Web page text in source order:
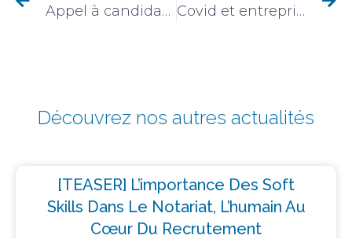
Appel à candidatures pour les prix Frochot et Favard de Langlade 2021 Covid et entreprise : prêts, aides, télétravail…
Découvrez nos autres actualités
[TEASER] L’importance Des Soft
Skills Dans Le Notariat, L’humain Au
Cœur Du Recrutement